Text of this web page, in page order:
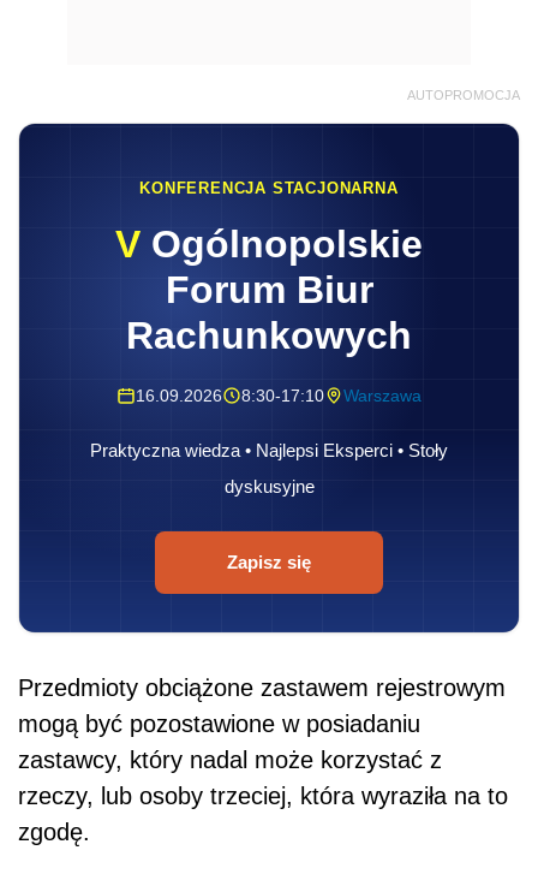
AUTOPROMOCJA
KONFERENCJA STACJONARNA
V Ogólnopolskie
Forum Biur
Rachunkowych
16.09.2026 8:30-17:10 Warszawa
Praktyczna wiedza • Najlepsi Eksperci • Stoły
dyskusyjne
Zapisz się
Przedmioty obciążone zastawem rejestrowym
mogą być pozostawione w posiadaniu
zastawcy, który nadal może korzystać z
rzeczy, lub osoby trzeciej, która wyraziła na to
zgodę.